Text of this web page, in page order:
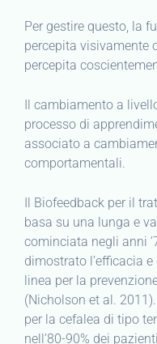
Per gestire questo, la
percepita visivamente
percepita
Il cambiamento a
processo di
associato a
comportamentali.
Il Biofeedback per il
basa su una lunga e
cominciata negli anni
dimostrato l’efficacia
linea per la
(Nicholson et al.
per la cefalea di tipo
nell’80-90% dei